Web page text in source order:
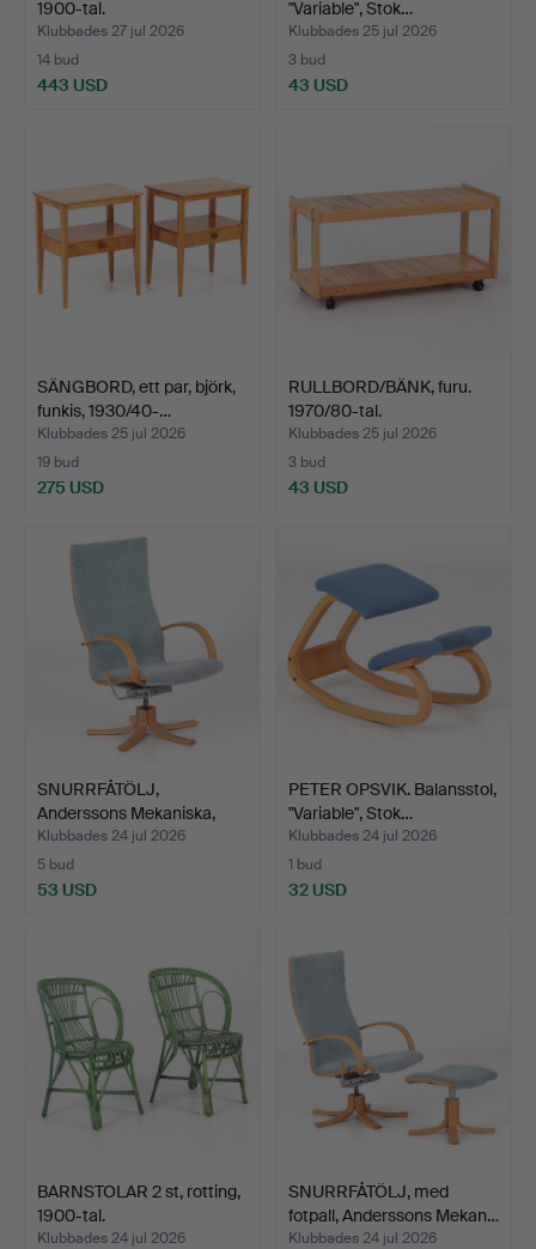
1900-tal.
Klubbades 27 jul 2026
14 bud
443 USD
"Variable", Stok…
Klubbades 25 jul 2026
3 bud
43 USD
SÄNGBORD, ett par, björk,
funkis, 1930/40-…
Klubbades 25 jul 2026
19 bud
275 USD
RULLBORD/BÄNK, furu.
1970/80-tal.
Klubbades 25 jul 2026
3 bud
43 USD
SNURRFÅTÖLJ,
Anderssons Mekaniska,
19/2000…
Klubbades 24 jul 2026
5 bud
53 USD
PETER OPSVIK. Balansstol,
"Variable", Stok…
Klubbades 24 jul 2026
1 bud
32 USD
BARNSTOLAR 2 st, rotting,
1900-tal.
Klubbades 24 jul 2026
SNURRFÅTÖLJ, med
fotpall, Anderssons Mekan…
Klubbades 24 jul 2026